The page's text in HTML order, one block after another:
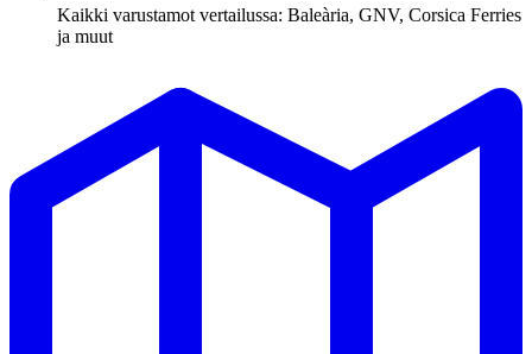
Kaikki varustamot vertailussa: Baleària, GNV, Corsica Ferries
ja muut